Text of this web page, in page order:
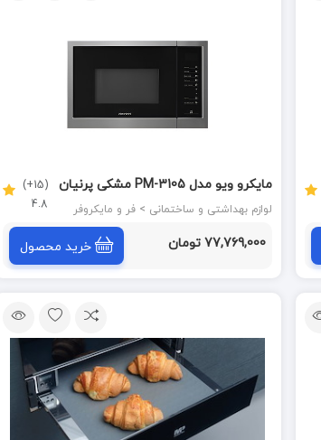
مایکرو ویو مدل PM-3105 مشکی پرنیان
PARNIAN STEEL
لوازم بهداشتی و ساختمانی > فر و مایکروفر
(15+)
4.8
77,769,000 تومان خرید محصول